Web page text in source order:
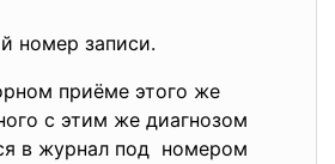
номер записи.
приёме этого же
с этим же диагнозом
в журнал под номером